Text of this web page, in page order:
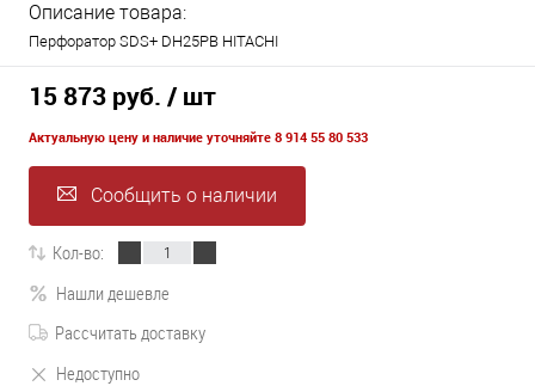
Описание товара:
Перфоратор SDS+ DH25PB HITACHI
15 873 руб. / шт
Актуальную цену и наличие уточняйте 8 914 55 80 533
Сообщить о наличии
Кол-во:
Нашли дешевле
Рассчитать доставку
Недоступно